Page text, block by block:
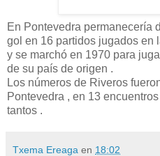
En Pontevedra permanecería
gol en 16 partidos jugados en
y se marchó en 1970 para
de su país de origen .
Los números de Riveros
Pontevedra , en 13
tantos .
Txema Ereaga en 18:02